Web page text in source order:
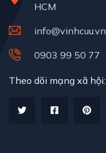
HCM
info@vinhcuu.vn
0903 99 50 77
Theo dõi mạng xã hội: